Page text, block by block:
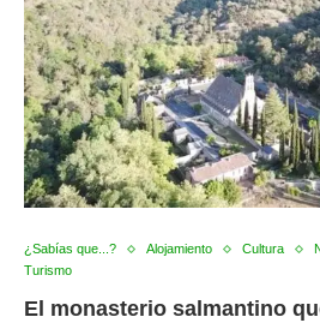
¿Sabías que...? Alojamiento Cultura
Turismo
El monasterio salmantino